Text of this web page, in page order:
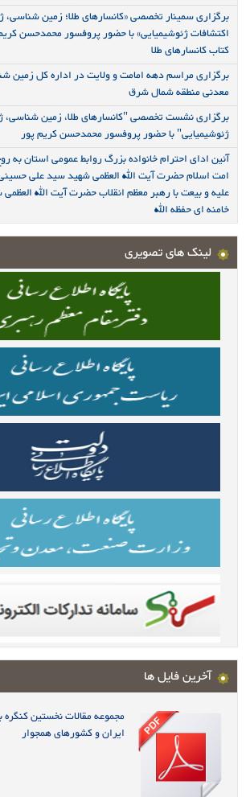
برگزاری سمینار تخصصی «کانسارهای طلا؛ زمین شناسی،
اکتشافات ژئوشیمیایی» با حضور پروفسور محمدحسن
کتاب کانسارهای طلا
برگزاری مراسم دهه امامت و ولایت در اداره کل زمین
معدنی منطقه شمال شرق
برگزاری نشست تخصصی "کانسارهای طلا، زمین شناسی،
ژئوشیمیایی" با حضور پروفسور محمدحسن کریم پور
آئین ادای احترام خانواده بزرگ روابط عمومی استان به
امت اسلام حضرت آیت الله العظمی شهید سید علی
علیه و بیعت با رهبر معظم انقلاب حضرت آیت الله
خامنه ای حفظه الله
لینک های تصویری
آخرین فایل ها
مجموعه مقالات نخستین
ایران و کشورهای همجوار